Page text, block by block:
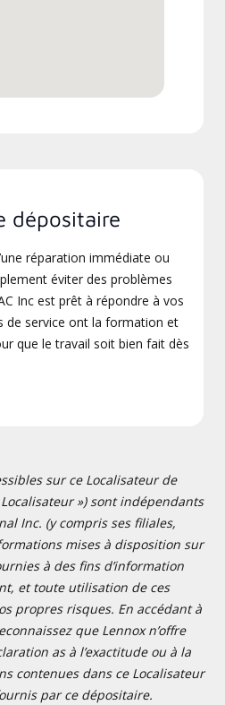
dépositaire
réparation immédiate ou
éviter des problèmes
Inc est prêt à répondre à vos
de service ont la formation et
que le travail soit bien fait dès
sur ce Localisateur de
») sont indépendants
Inc. (y compris ses filiales,
mises à disposition sur
à des fins d’information
et toute utilisation de ces
propres risques. En accédant à
que Lennox n’offre
as à l’exactitude ou à la
contenues dans ce Localisateur
par ce dépositaire.